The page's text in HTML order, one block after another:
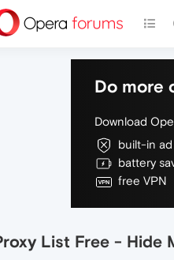
Do more
Download
built-in
battery
free VPN
List Free - Hide